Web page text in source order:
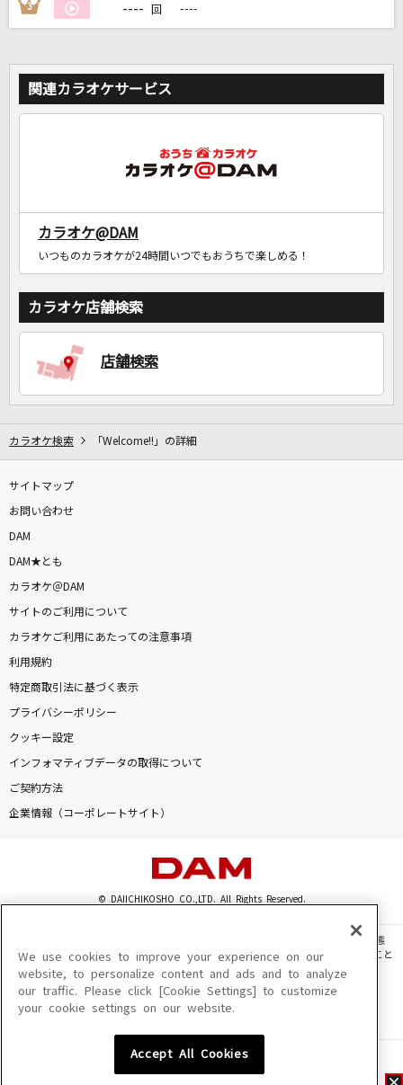
3 ---- 回 ----
関連カラオケサービス
カラオケ@DAM
いつものカラオケが24時間いつでもおうちで楽しめる！
カラオケ店舗検索
店舗検索
カラオケ検索 「Welcome!!」の詳細
サイトマップ
お問い合わせ
DAM
DAM★とも
カラオケ＠DAM
サイトのご利用について
カラオケご利用にあたっての注意事項
利用規約
特定商取引法に基づく表示
プライバシーポリシー
クッキー設定
インフォマティブデータの取得について
ご契約方法
企業情報（コーポレートサイト）
© DAIICHIKOSHO CO.,LTD. All Rights Reserved.
このサイトに掲載されている一切の文章・画像・写真・動画・音声等を、手段や形態
を問わず、著作権法の定める範囲を超えて無断で複製、転載、ファイル化などすること
を禁じます。
楽曲及びコンテンツは、機種によりご利用いただけない場合があります。
楽曲及びコンテンツの配信日、配信内容が変更になる場合があります。
We use cookies to improve your experience on our
website, to personalize content and ads and to analyze
our traffic. Please click [Cookie Settings] to customize
your cookie settings on our website.
Accept All Cookies